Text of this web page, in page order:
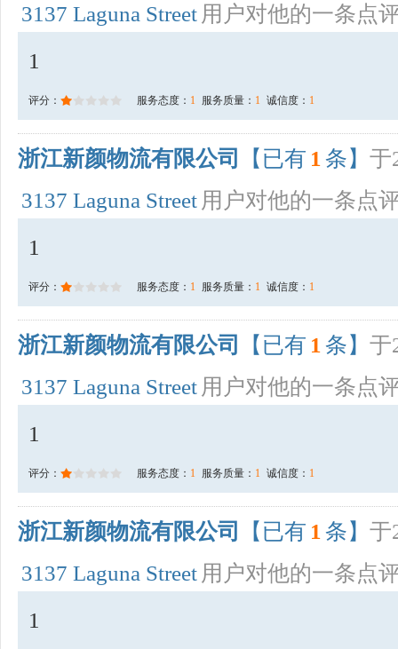
3137 Laguna Street 用户对他的一条点
1
评分： 服务态度： 1 服务质量： 1 诚信度： 1
浙江新颜物流有限公司 【已有 1 条】 于
3137 Laguna Street 用户对他的一条点
1
评分： 服务态度： 1 服务质量： 1 诚信度： 1
浙江新颜物流有限公司 【已有 1 条】 于
3137 Laguna Street 用户对他的一条点
1
评分： 服务态度： 1 服务质量： 1 诚信度： 1
浙江新颜物流有限公司 【已有 1 条】 于
3137 Laguna Street 用户对他的一条点
1